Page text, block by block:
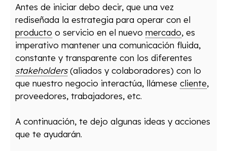
Antes de iniciar debo decir, que una vez
rediseñada la estrategia para operar con el
producto o servicio en el nuevo mercado, es
imperativo mantener una comunicación fluida,
constante y transparente con los diferentes
stakeholders (aliados y colaboradores) con lo
que nuestro negocio interactúa, llámese cliente,
proveedores, trabajadores, etc.
A continuación, te dejo algunas ideas y acciones
que te ayudarán.